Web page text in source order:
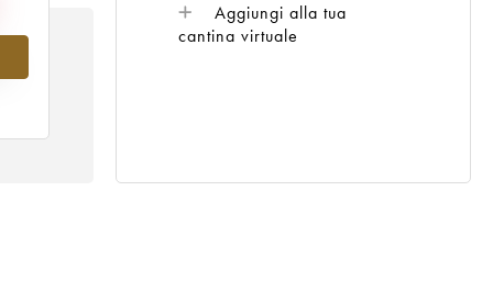
Aggiungi alla tua
cantina virtuale